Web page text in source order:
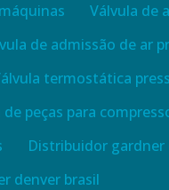
Válvula de
de admissão de ar
termostática
de peças para
Distribuidor gardner
denver brasil